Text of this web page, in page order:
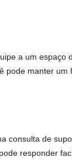
a um espaço
pode manter um
consulta de
responder